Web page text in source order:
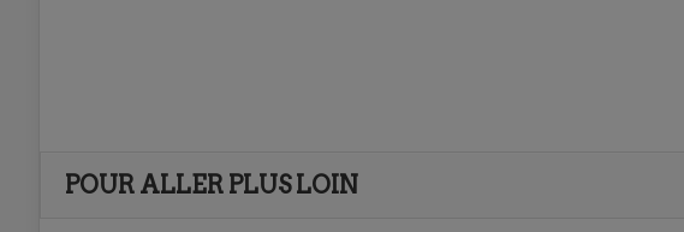
POUR ALLER PLUS LOIN